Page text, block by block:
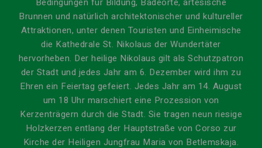
Brunnen und natürlich architektonischer und kultureller
Attraktionen, unter denen Touristen und Einheimische
die Kathedrale St. Nikolaus der Wundertäter
hervorheben. Der heilige Nikolaus gilt als Schutzpatron
der Stadt und jedes Jahr am 6. Dezember wird ihm zu
Ehren ein Feiertag gefeiert. Jedes Jahr am 14. August
um 18 Uhr marschiert eine Prozession von
Kerzenträgern durch die Stadt. Sie tragen neun riesige
Holzkerzen entlang der Hauptstraße von Corso zur
Kirche der Heiligen Jungfrau Maria von Betlemskaja.